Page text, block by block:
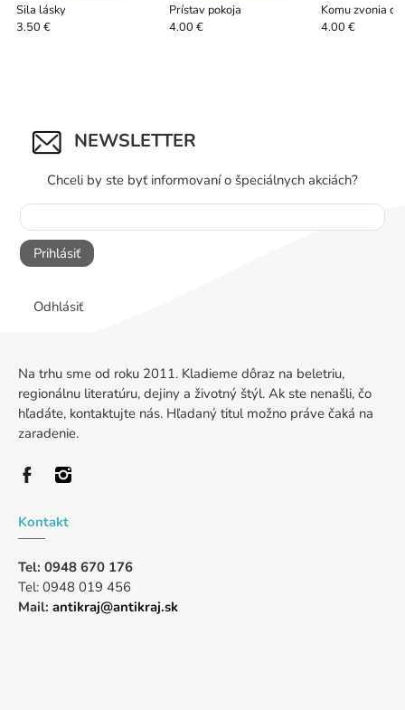
Sila lásky
3.50 €
Prístav pokoja
4.00 €
Komu zvonia
4.00 €
NEWSLETTER
Chceli by ste byť informovaní o špeciálnych akciách?
Prihlásiť
Odhlásiť
Na trhu sme od roku 2011. Kladieme dôraz na beletriu,
regionálnu literatúru, dejiny a životný štýl. Ak ste nenašli, čo
hľadáte, kontaktujte nás. Hľadaný titul možno práve čaká na
zaradenie.
Kontakt
Tel: 0948 670 176
Tel: 0948 019 456
Mail: antikraj@antikraj.sk